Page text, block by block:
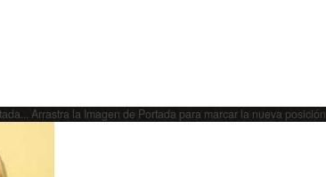
Arrastra la Imagen de Portada para marcar la nueva posición